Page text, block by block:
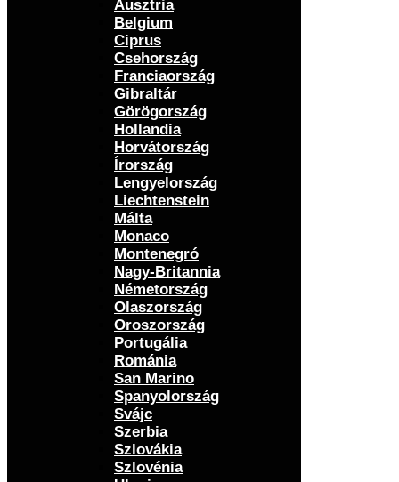
Ausztria
Belgium
Ciprus
Csehország
Franciaország
Gibraltár
Görögország
Hollandia
Horvátország
Írország
Lengyelország
Liechtenstein
Málta
Monaco
Montenegró
Nagy-Britannia
Németország
Olaszország
Oroszország
Portugália
Románia
San Marino
Spanyolország
Svájc
Szerbia
Szlovákia
Szlovénia